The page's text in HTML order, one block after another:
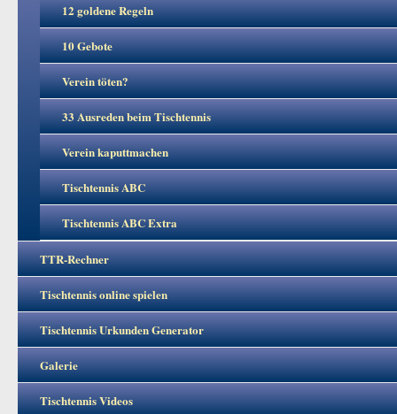
12 goldene Regeln
10 Gebote
Verein töten?
33 Ausreden beim Tischtennis
Verein kaputtmachen
Tischtennis ABC
Tischtennis ABC Extra
TTR-Rechner
Tischtennis online spielen
Tischtennis Urkunden Generator
Galerie
Tischtennis Videos